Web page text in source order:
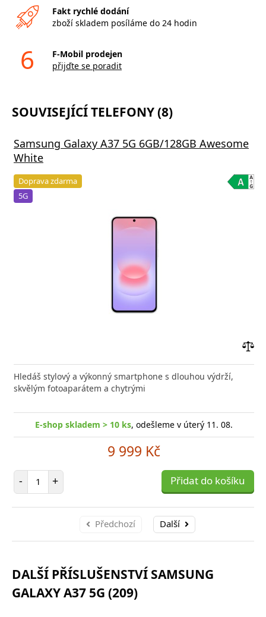
Fakt rychlé dodání
zboží skladem posíláme do 24 hodin
6
F-Mobil prodejen
přijďte se poradit
SOUVISEJÍCÍ TELEFONY (8)
Samsung Galaxy A37 5G 6GB/128GB Awesome
White
Doprava zdarma
5G
Hledáš stylový a výkonný smartphone s dlouhou výdrží,
skvělým fotoaparátem a chytrými
E-shop skladem > 10 ks, odešleme v úterý 11. 08.
9 999 Kč
- Počet položek
+ Přidat do košíku
Předchozí Další
DALŠÍ PŘÍSLUŠENSTVÍ SAMSUNG
GALAXY A37 5G (209)